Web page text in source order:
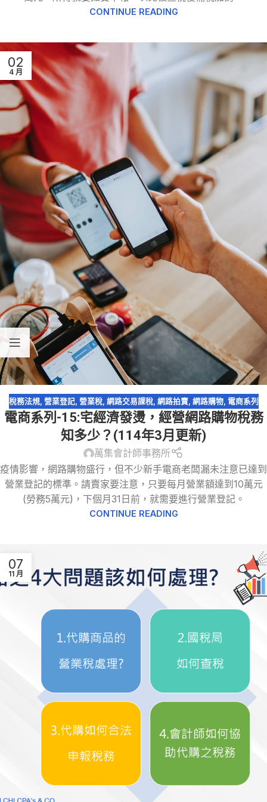
CONTINUE READING
02
4 月
稅務法規, 營業登記, 營業稅, 網路交易課稅, 網路拍賣, 網路購物, 電商系列
電商系列-15:宅經濟發燙，經營網路購物稅務
知多少？(114年3月更新)
萬集會計師事務所
疫情影響，網路購物盛行，但不少新手電商老闆漏未注意已達到
營業登記的標準。請賣家要注意，只要每月營業額達到10萬元
(勞務5萬元)，下個月31日前，就需要進行營業登記。
CONTINUE READING
07
11 月